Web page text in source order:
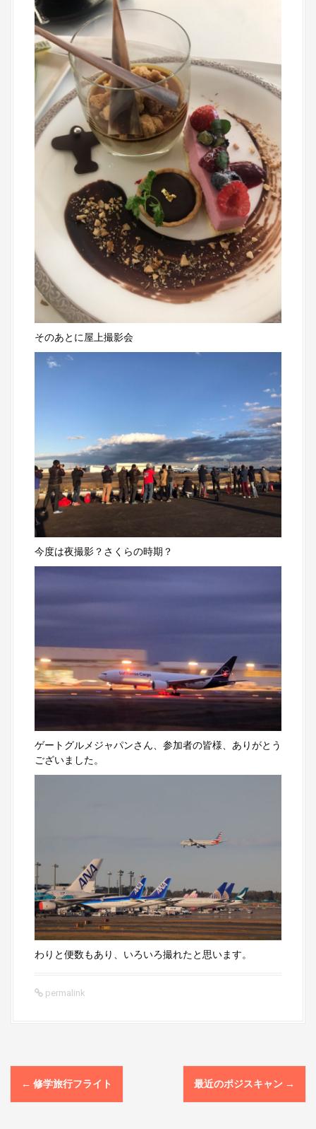
そのあとに屋上撮影会
今度は夜撮影？さくらの時期？
ゲートグルメジャパンさん、参加者の皆様、ありがとう
ございました。
わりと便数もあり、いろいろ撮れたと思います。
permalink
P
o
← 修学旅行フライト 最近のポジスキャン →